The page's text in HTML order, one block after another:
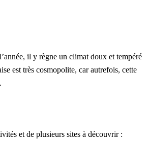
il y règne un climat doux et tempéré
est très cosmopolite, car autrefois, cette
et de plusieurs sites à découvrir :